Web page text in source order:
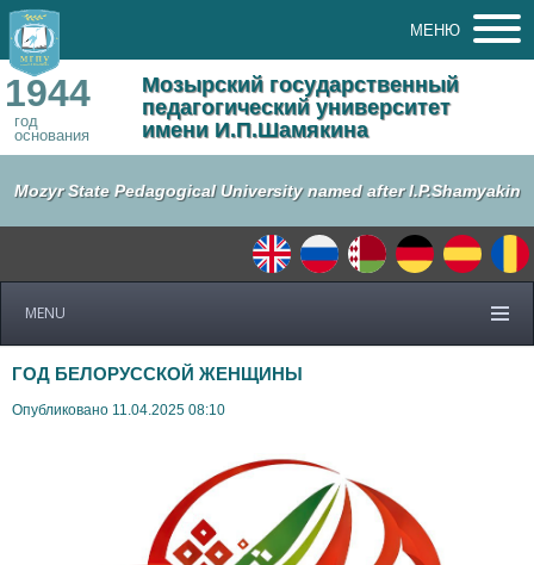
МЕНЮ
1944
год
основания
Мозырский государственный
педагогический университет
имени И.П.Шамякина
Mozyr State Pedagogical University named after I.P.Shamyakin
MENU
ГОД БЕЛОРУССКОЙ ЖЕНЩИНЫ
Опубликовано 11.04.2025 08:10